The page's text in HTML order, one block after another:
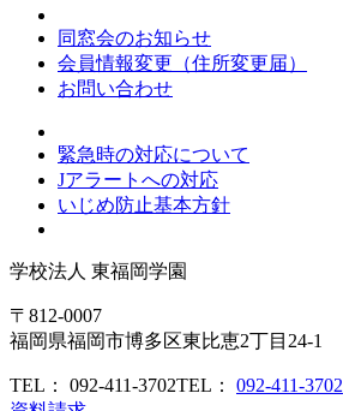
同窓会のお知らせ
会員情報変更（住所変更届）
お問い合わせ
緊急時の対応について
Jアラートへの対応
いじめ防止基本方針
学校法人 東福岡学園
〒812-0007
福岡県福岡市博多区東比恵2丁目24-1
TEL： 092-411-3702TEL： 092-411-3702